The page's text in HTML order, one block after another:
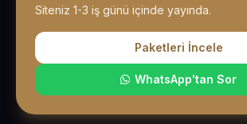
Siteniz 1-3 iş günü içinde yayında.
Paketleri İncele
WhatsApp'tan Sor